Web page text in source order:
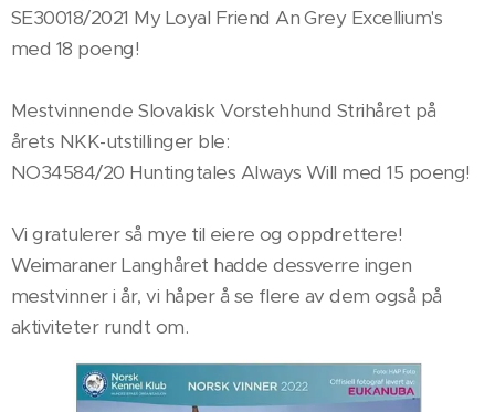
SE30018/2021 My Loyal Friend An Grey Excellium's
med 18 poeng!
Mestvinnende Slovakisk Vorstehhund Strihåret på
årets NKK-utstillinger ble:
NO34584/20 Huntingtales Always Will med 15 poeng!
Vi gratulerer så mye til eiere og oppdrettere!
Weimaraner Langhåret hadde dessverre ingen
mestvinner i år, vi håper å se flere av dem også på
aktiviteter rundt om.